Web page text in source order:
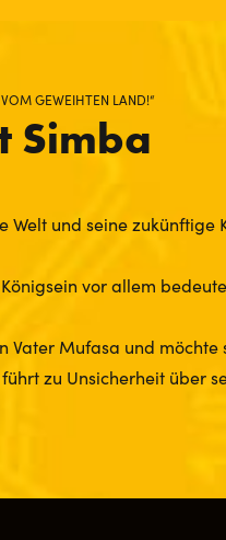
GEWEIHTEN LAND!“
Simba
Welt und seine zukünftige
vor allem
Vater Mufasa und möchte
zu Unsicherheit über